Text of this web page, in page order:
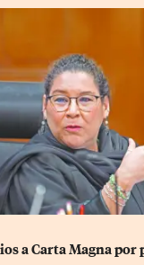
a Carta Magna por